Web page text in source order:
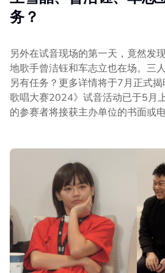
务？
另外在试音现场的第一天，竟然发
地歌手曾洁钰和车志立也在场。三
另有任务？更多详情将于7月正式
歌唱大赛2024》试音活动已于5月
的参赛者将接获主办单位的书面或电